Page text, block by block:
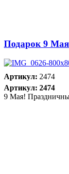
Подарок 9
Артикул: 2474
Артикул: 2474
9 Мая!